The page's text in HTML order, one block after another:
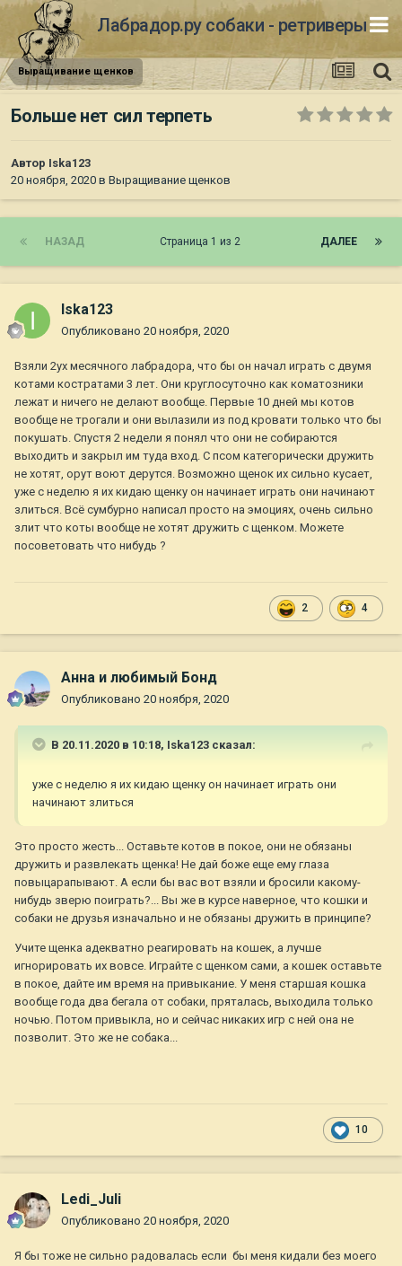
Лабрадор.ру собаки - ретриверы
Выращивание щенков
Больше нет сил терпеть
Автор Iska123
20 ноября, 2020 в Выращивание щенков
НАЗАД ДАЛЕЕ
Страница 1 из 2
Iska123
Опубликовано 20 ноября, 2020
Взяли 2ух месячного лабрадора, что бы он начал играть с двумя
котами костратами 3 лет. Они круглосуточно как коматозники
лежат и ничего не делают вообще. Первые 10 дней мы котов
вообще не трогали и они вылазили из под кровати только что бы
покушать. Спустя 2 недели я понял что они не собираются
выходить и закрыл им туда вход. С псом категорически дружить
не хотят, орут воют дерутся. Возможно щенок их сильно кусает,
уже с неделю я их кидаю щенку он начинает играть они начинают
злиться. Всё сумбурно написал просто на эмоциях, очень сильно
злит что коты вообще не хотят дружить с щенком. Можете
посоветовать что нибудь ?
2 4
Анна и любимый Бонд
Опубликовано 20 ноября, 2020
В 20.11.2020 в 10:18, Iska123 сказал:
уже с неделю я их кидаю щенку он начинает играть они
начинают злиться
Это просто жесть... Оставьте котов в покое, они не обязаны
дружить и развлекать щенка! Не дай боже еще ему глаза
повыцарапывают. А если бы вас вот взяли и бросили какому-
нибудь зверю поиграть?... Вы же в курсе наверное, что кошки и
собаки не друзья изначально и не обязаны дружить в принципе?
Учите щенка адекватно реагировать на кошек, а лучше
игнорировать их вовсе. Играйте с щенком сами, а кошек оставьте
в покое, дайте им время на привыкание. У меня старшая кошка
вообще года два бегала от собаки, пряталась, выходила только
ночью. Потом привыкла, но и сейчас никаких игр с ней она не
позволит. Это же не собака...
10
Ledi_Juli
Опубликовано 20 ноября, 2020
Я бы тоже не сильно радовалась если бы меня кидали без моего